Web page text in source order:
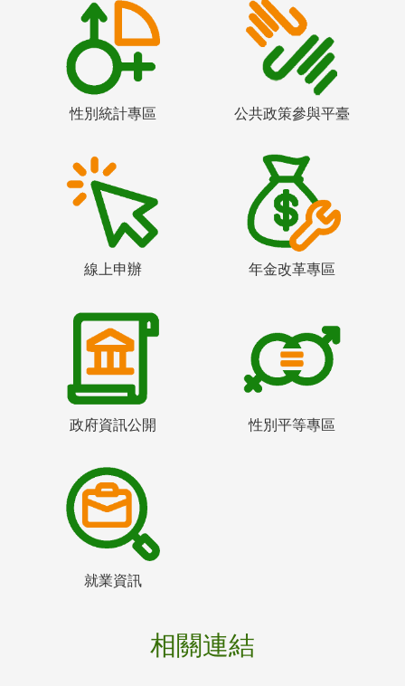
性別統計專區 公共政策參與平臺
線上申辦 年金改革專區
政府資訊公開 性別平等專區
就業資訊
相關連結